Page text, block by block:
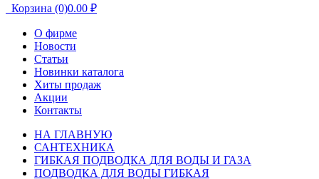
Корзина (0)0.00 ₽
О фирме
Новости
Статьи
Новинки каталога
Хиты продаж
Акции
Контакты
НА ГЛАВНУЮ
САНТЕХНИКА
ГИБКАЯ ПОДВОДКА ДЛЯ ВОДЫ И ГАЗА
ПОДВОДКА ДЛЯ ВОДЫ ГИБКАЯ